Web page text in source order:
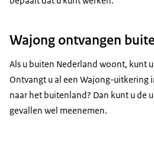
Wajong ontvangen
Als u buiten Nederland woont, kunt
Ontvangt u al een Wajong-uitkering
naar het buitenland? Dan kunt u de
gevallen wel meenemen.